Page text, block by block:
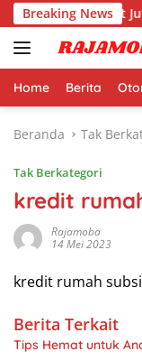
Langsung
ke
konten
Breaking News
yang Membuat
Home Berita
Beranda Tak
Tak Berkategori
kredit
Rajamoba
14 Mei 2023
kredit rumah
Berita Terkait
Tips Hemat untuk